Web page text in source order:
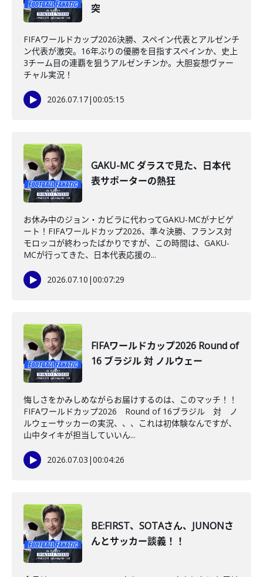
突
FIFAワールドカップ2026決勝、スペイン代表とアルゼンチ
ン代表が激突。16年ぶりの優勝を目指すスペインか、史上
3チーム目の連覇を狙うアルゼンチンか。大胆妄想ヴァー
チャル実況！
2026.07.17|00:05:15
GAKU-MC ダラスで見た、日本代
表サポーターの熱狂
お休み中のジョン・カビラに代わってGAKU-MCがナビゲ
ート！FIFAワールドカップ2026、準々決勝、フランス対
モロッコが終わったばかりですが、この時間は、GAKU-
MCが行ってきた、日本代表応援の...
2026.07.10 |00:07:29
FIFAワールドカップ2026 Round of
16 ブラジル 対 ノルウェー
悔しさをかみしめながらお届けするのは、このマッチ！！
FIFAワールドカップ2026 Round of 16ブラジル 対 ノ
ルウェーサッカーの実況、、、これは初体験なんですが、
山中タイキが担当していいん...
2026.07.03 |00:04:26
BE:FIRST、SOTAさん、JUNONさ
んとサッカー談義！！